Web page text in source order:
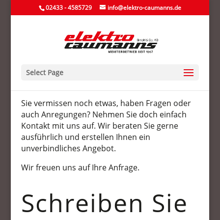
02433 - 4585729 info@elektro-caumanns.de
Select Page
Sie vermissen noch etwas, haben Fragen oder
auch Anregungen? Nehmen Sie doch einfach
Kontakt mit uns auf. Wir beraten Sie gerne
ausführlich und erstellen Ihnen ein
unverbindliches Angebot.
Wir freuen uns auf Ihre Anfrage.
Schreiben Sie